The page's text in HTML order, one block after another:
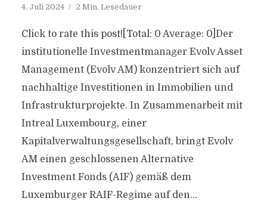
4. Juli 2024 2 Min. Lesedauer
Click to rate this post![Total: 0 Average: 0]Der
institutionelle Investmentmanager Evolv Asset
Management (Evolv AM) konzentriert sich auf
nachhaltige Investitionen in Immobilien und
Infrastrukturprojekte. In Zusammenarbeit mit
Intreal Luxembourg, einer
Kapitalverwaltungsgesellschaft, bringt Evolv
AM einen geschlossenen Alternative
Investment Fonds (AIF) gemäß dem
Luxemburger RAIF-Regime auf den...